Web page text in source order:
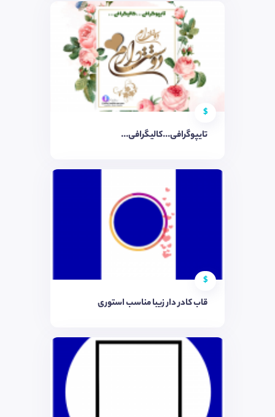
$
تایپوگرافی...کالیگرافی...
$
قاب کادر دار زیبا مناسب استوری